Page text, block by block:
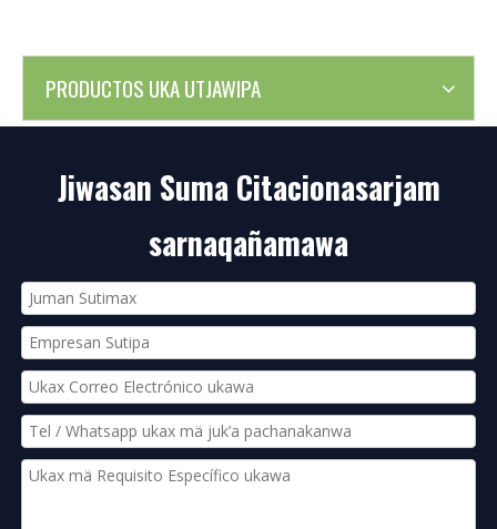
PRODUCTOS UKA UTJAWIPA
Jiwasan Suma Citacionasarjam
sarnaqañamawa